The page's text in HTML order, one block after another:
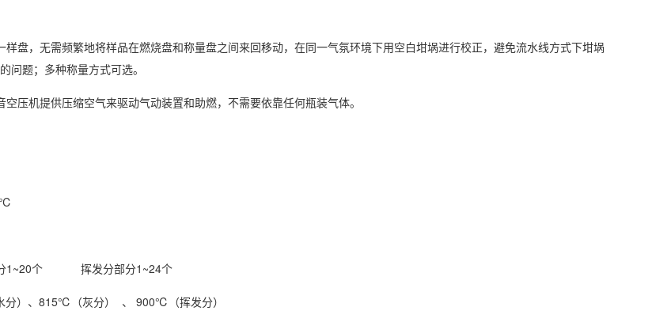
样盘，无需频繁地将样品在燃烧盘和称量盘之间来回移动，在同一气氛环境下用空白坩埚进行校正，避免流水线方式下坩埚
问题；多种称量方式可选。
压机提供压缩空气来驱动气动装置和助燃，不需要依靠任何瓶装气体。
分1~20个 挥发分部分1~24个
）、815℃（灰分） 、 900℃（挥发分）